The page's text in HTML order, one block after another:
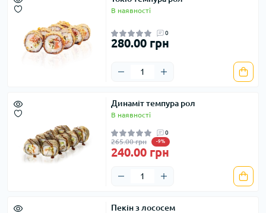
В наявності
0
280.00 грн
Динаміт темпура рол
В наявності
0
265.00 грн -9%
240.00 грн
Пекін з лососем